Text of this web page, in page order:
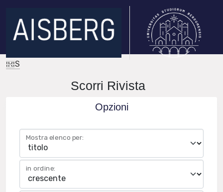
IRIS
Scorri Rivista
Opzioni
Mostra elenco per:
in ordine: